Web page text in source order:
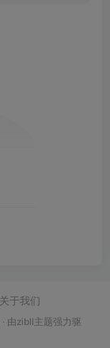
关于我们
· 由zibll主题 强力驱